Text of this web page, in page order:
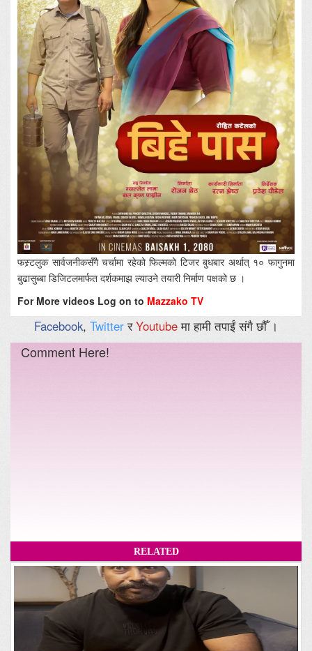
फस्र्टलुक सार्वजनीकसँगै चर्चामा रहेको फिल्मको टिजर बुधबार अर्थात् १० फागुनमा
बुढासुब्बा डिजिटलमार्फत दर्शकमाझ ल्याउने तयारी निर्माण पक्षको छ ।
For More videos Log on to Mazzako TV
Facebook, TwitterरYoutubeमा हामी तपाईं संगै छौँ ।
Comment Here!
RELATED